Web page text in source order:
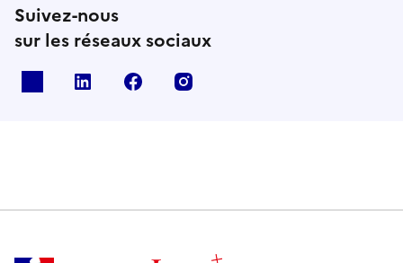
Suivez-nous
sur les réseaux sociaux
Linkedin Facebook